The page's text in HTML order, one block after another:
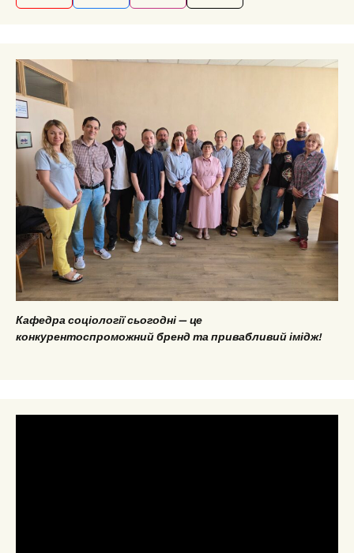
Кафедра соціології сьогодні — це
конкурентоспроможний бренд та привабливий імідж!